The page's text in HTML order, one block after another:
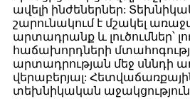
ավելի ինժեներներ:
շարունակում է մշակել
արտադրանք և լուծումներ՝
հաճախորդների
արտադրության մեջ սննդի
վերաբերյալ:
տեխնիկական աջակցություն